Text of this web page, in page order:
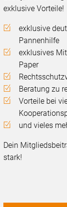
exklusive Vorteile!
exklusive
Pannenhilfe
exklusives
Paper
Beratung zu
Vorteile bei
und vieles
Dein
stark!